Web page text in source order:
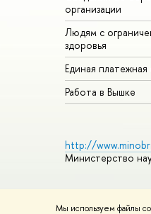
Мы используем файлы
организации
Людям с
здоровья
Единая платежная
Работа в Вышке
http://
Министерство
© НИУ ВШЭ